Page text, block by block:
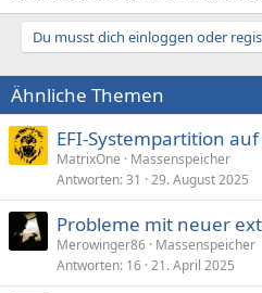
Du musst dich einloggen oder
Ähnliche Themen
EFI-Systempartition
MatrixOne
Massenspeicher
Antworten 31 29. August 2025
Probleme mit neuer
Merowinger86 Massenspeicher
Antworten 16 21. April 2025